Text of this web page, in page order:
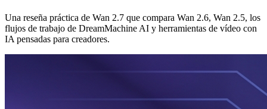
Una reseña práctica de Wan 2.7 que compara Wan 2.6, Wan 2.5, los
flujos de trabajo de DreamMachine AI y herramientas de vídeo con
IA pensadas para creadores.